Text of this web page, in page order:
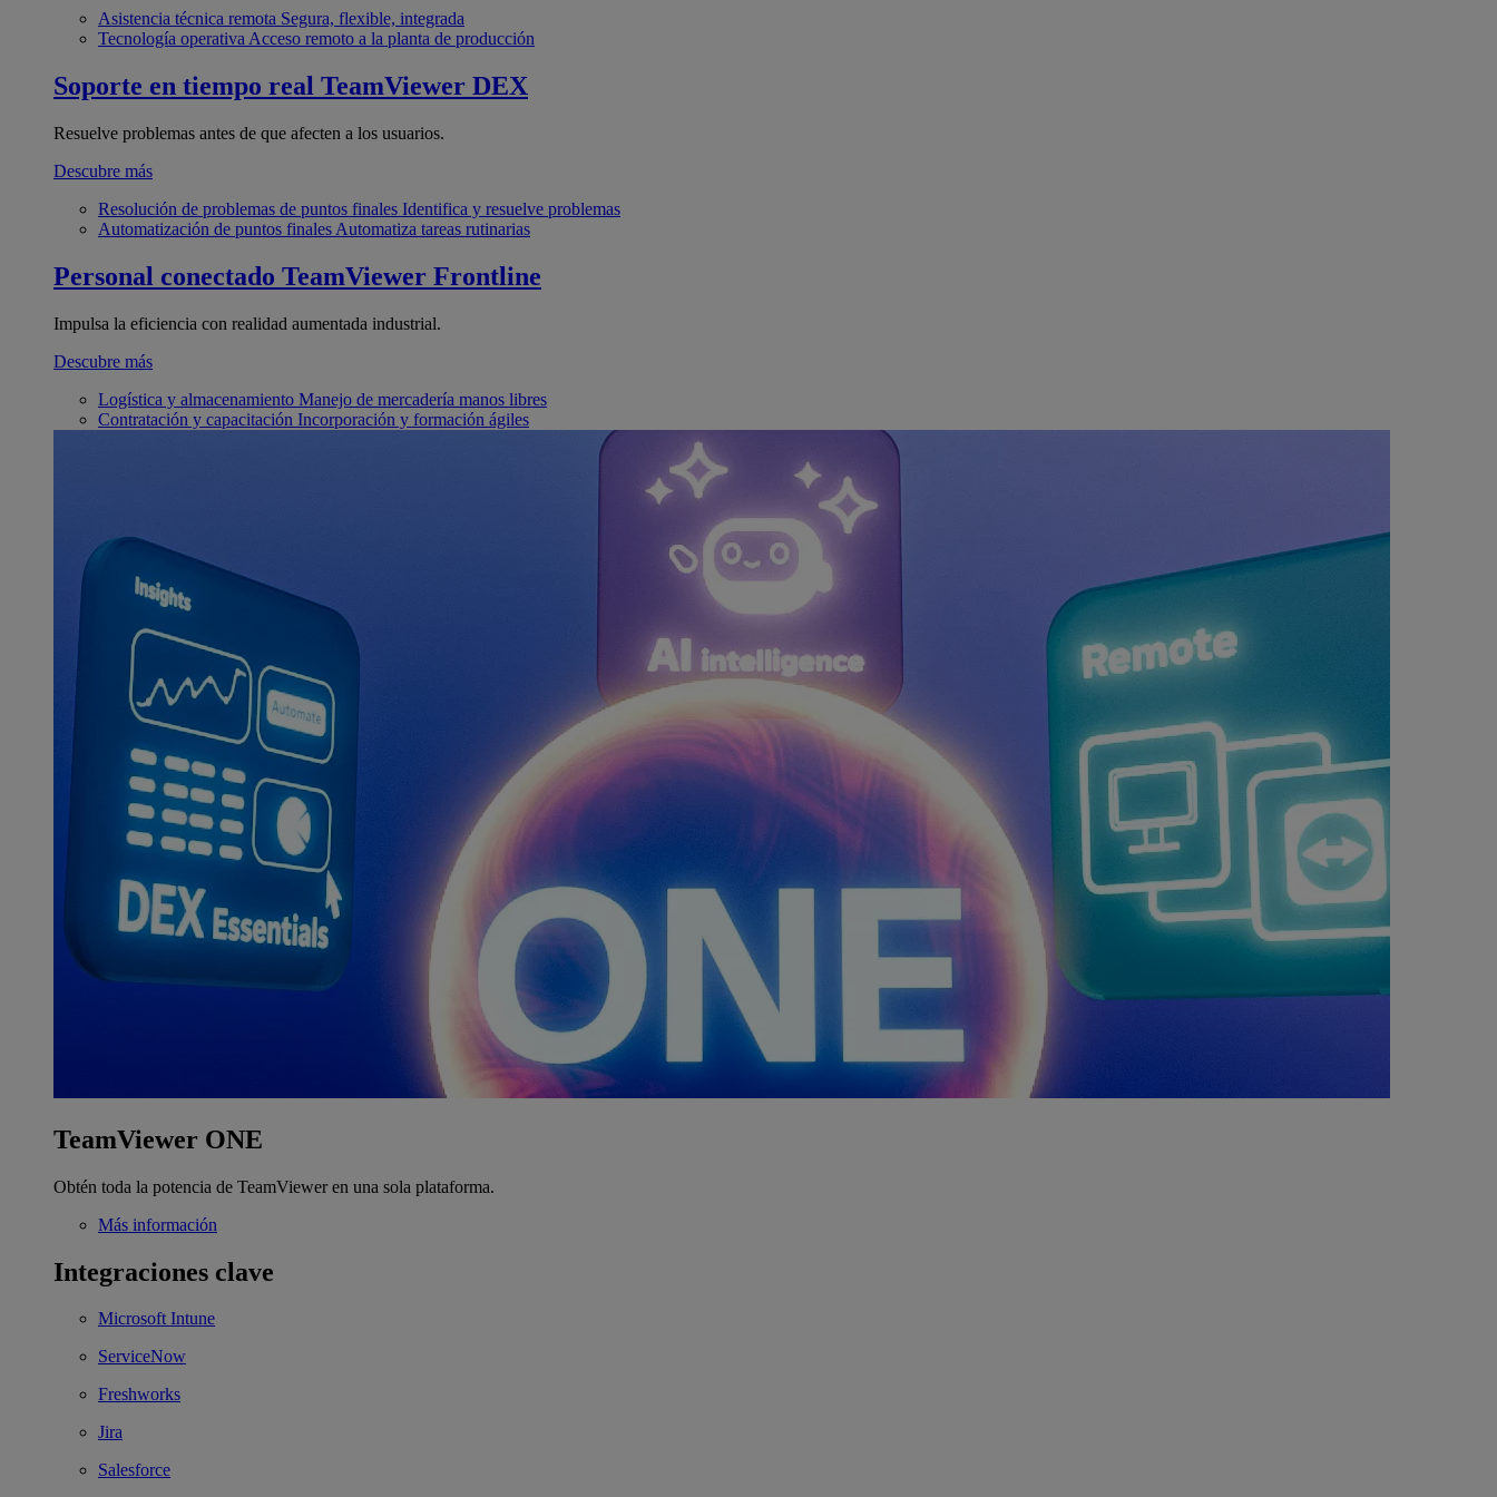
Asistencia técnica remota Segura, flexible, integrada
Tecnología operativa Acceso remoto a la planta de producción
Soporte en tiempo real TeamViewer DEX
Resuelve problemas antes de que afecten a los usuarios.
Descubre más
Resolución de problemas de puntos finales Identifica y resuelve problemas
Automatización de puntos finales Automatiza tareas rutinarias
Personal conectado TeamViewer Frontline
Impulsa la eficiencia con realidad aumentada industrial.
Descubre más
Logística y almacenamiento Manejo de mercadería manos libres
Contratación y capacitación Incorporación y formación ágiles
TeamViewer ONE
Obtén toda la potencia de TeamViewer en una sola plataforma.
Más información
Integraciones clave
Microsoft Intune
ServiceNow
Freshworks
Jira
Salesforce